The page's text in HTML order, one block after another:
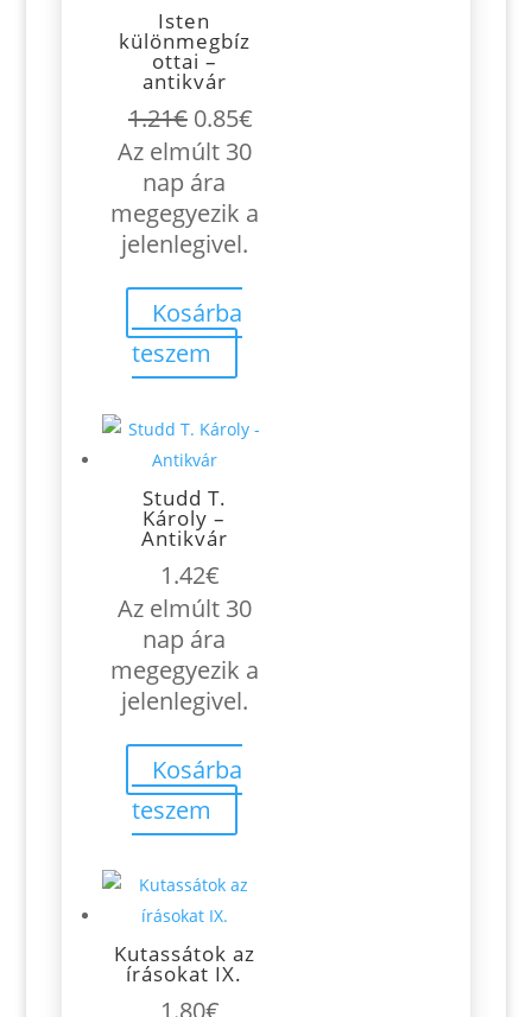
Isten
különmegbíz
ottai –
antikvár
1.21€ Original
price
was:
1.21€.
0.85€Current
price
0.85€.
Az elmúlt 30
nap ára
megegyezik a
jelenlegivel.
Kosárba
teszem
Studd T.
Károly –
Antikvár
1.42€
Az elmúlt 30
nap ára
megegyezik a
jelenlegivel.
Kosárba
teszem
Kutassátok az
írásokat IX.